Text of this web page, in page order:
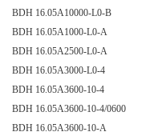
BDH 16.05A10000-L0-B
BDH 16.05A1000-L0-A
BDH 16.05A2500-L0-A
BDH 16.05A3000-L0-4
BDH 16.05A3600-10-4
BDH 16.05A3600-10-4/0600
BDH 16.05A3600-10-A